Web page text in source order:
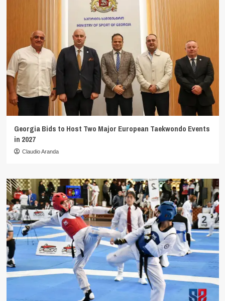
Georgia Bids to Host Two Major European Taekwondo Events
in 2027
Claudio Aranda